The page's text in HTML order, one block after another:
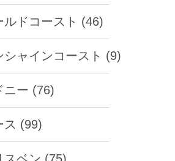
ルドコースト (46)
シャインコースト (9)
ニー (76)
ス (99)